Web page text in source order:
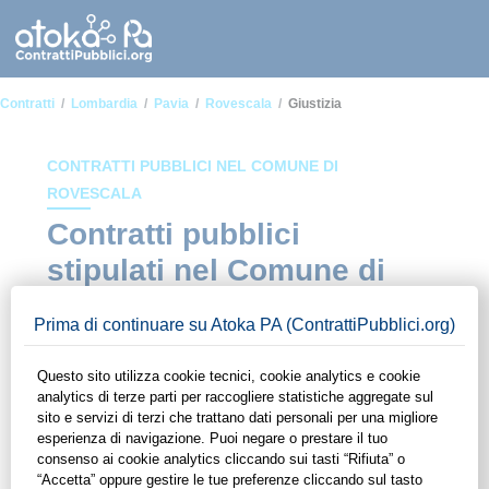
Contratti Lombardia Pavia Rovescala Giustizia
CONTRATTI PUBBLICI NEL COMUNE DI
ROVESCALA
Contratti pubblici
stipulati nel Comune di
Giustizia
In questa sezione del sito di ContrattiPubblici.org potrai avere
ad alcuni dei contratti presenti nella piattaforma stipulati
all'interno del Comune di Rovescala in ambito Giustizia.
Grazie alle funzionalità di ContrattiPubblici.org potrai
monitorare la scadenza dei contratti pubblici di tuo interesse e
programmare la tua attività commerciale con le Pubbliche